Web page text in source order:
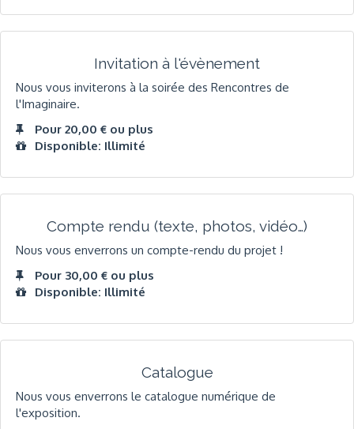
Invitation à l'évènement
Nous vous inviterons à la soirée des Rencontres de
l'Imaginaire.
Pour 20,00 € ou plus
Disponible: Illimité
Compte rendu (texte, photos, vidéo…)
Nous vous enverrons un compte-rendu du projet !
Pour 30,00 € ou plus
Disponible: Illimité
Catalogue
Nous vous enverrons le catalogue numérique de
l'exposition.